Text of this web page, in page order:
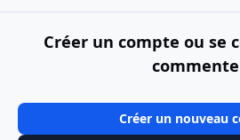
Créer un compte ou se
Créer un nouveau